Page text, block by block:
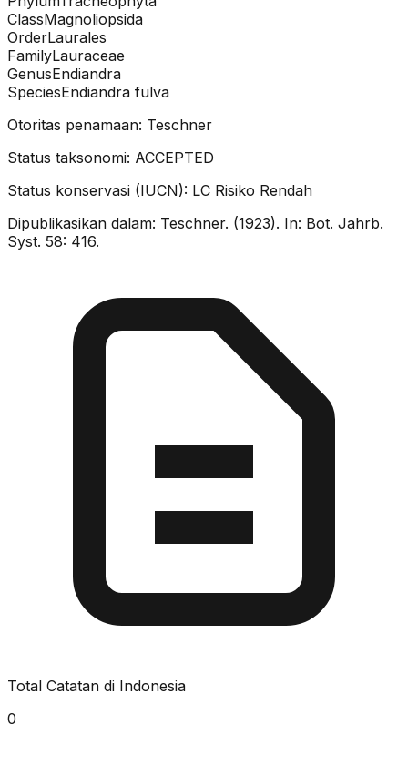
ClassMagnoliopsida
OrderLaurales
FamilyLauraceae
GenusEndiandra
SpeciesEndiandra fulva
Otoritas penamaan: Teschner
Status taksonomi: ACCEPTED
Status konservasi (IUCN): LC Risiko Rendah
Dipublikasikan dalam: Teschner. (1923). In: Bot. Jahrb.
Syst. 58: 416.
Total Catatan di Indonesia
0